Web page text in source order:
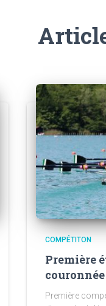
COMPÉTITON
Première
Première